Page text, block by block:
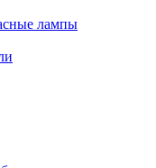
лампы